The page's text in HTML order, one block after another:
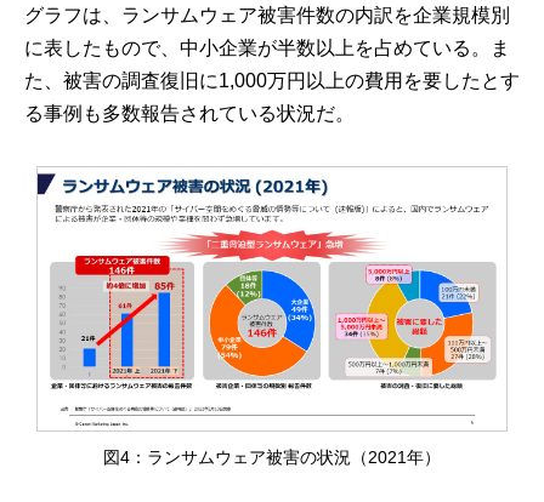
グラフは、ランサムウェア被害件数の内訳を企業規模別
に表したもので、中小企業が半数以上を占めている。ま
た、被害の調査復旧に1,000万円以上の費用を要したとす
る事例も多数報告されている状況だ。
図4：ランサムウェア被害の状況（2021年）